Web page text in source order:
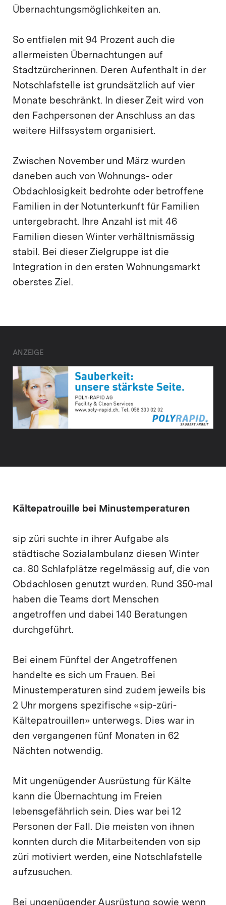
Übernachtungsmöglichkeiten an.
So entfielen mit 94 Prozent auch die
allermeisten Übernachtungen auf
Stadtzürcherinnen. Deren Aufenthalt in der
Notschlafstelle ist grundsätzlich auf vier
Monate beschränkt. In dieser Zeit wird von
den Fachpersonen der Anschluss an das
weitere Hilfssystem organisiert.
Zwischen November und März wurden
daneben auch von Wohnungs- oder
Obdachlosigkeit bedrohte oder betroffene
Familien in der Notunterkunft für Familien
untergebracht. Ihre Anzahl ist mit 46
Familien diesen Winter verhältnismässig
stabil. Bei dieser Zielgruppe ist die
Integration in den ersten Wohnungsmarkt
oberstes Ziel.
ANZEIGE
Kältepatrouille bei Minustemperaturen
sip züri suchte in ihrer Aufgabe als
städtische Sozialambulanz diesen Winter
ca. 80 Schlafplätze regelmässig auf, die von
Obdachlosen genutzt wurden. Rund 350-mal
haben die Teams dort Menschen
angetroffen und dabei 140 Beratungen
durchgeführt.
Bei einem Fünftel der Angetroffenen
handelte es sich um Frauen. Bei
Minustemperaturen sind zudem jeweils bis
2 Uhr morgens spezifische «sip-züri-
Kältepatrouillen» unterwegs. Dies war in
den vergangenen fünf Monaten in 62
Nächten notwendig.
Mit ungenügender Ausrüstung für Kälte
kann die Übernachtung im Freien
lebensgefährlich sein. Dies war bei 12
Personen der Fall. Die meisten von ihnen
konnten durch die Mitarbeitenden von sip
züri motiviert werden, eine Notschlafstelle
aufzusuchen.